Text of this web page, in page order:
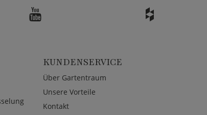
KUNDENSERVICE
Über Gartentraum
Unsere Vorteile
Kontakt